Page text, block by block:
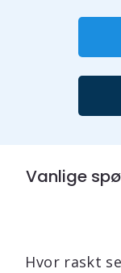
Vanlige
Hvor raskt